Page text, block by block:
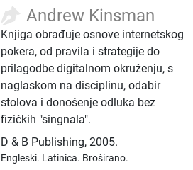
Andrew Kinsman
Knjiga obrađuje osnove internetskog
pokera, od pravila i strategije do
prilagodbe digitalnom okruženju, s
naglaskom na disciplinu, odabir
stolova i donošenje odluka bez
fizičkih "singnala".
D & B Publishing,2005.
Engleski. Latinica. Broširano.